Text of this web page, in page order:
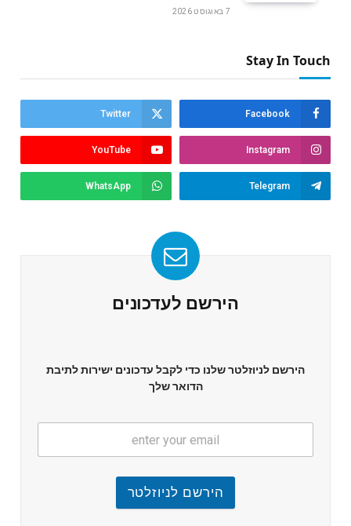
7 באוגוסט 2026
Stay In Touch
Facebook
Twitter
Instagram
YouTube
Telegram
WhatsApp
הירשם לעדכונים
הירשם לניוזלטר שלנו כדי לקבל עדכונים ישירות לתיבת
הדואר שלך
הירשם לניוזלטר